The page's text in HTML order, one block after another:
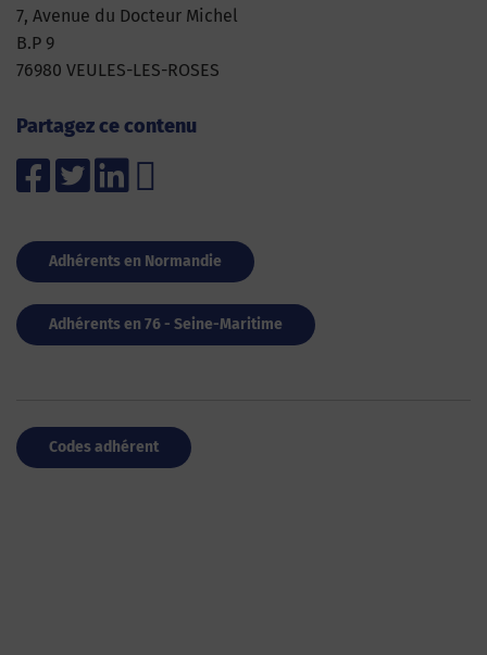
7, Avenue du Docteur Michel
B.P 9
76980 VEULES-LES-ROSES
Partagez ce contenu
Adhérents en Normandie
Adhérents en 76 - Seine-Maritime
Codes adhérent